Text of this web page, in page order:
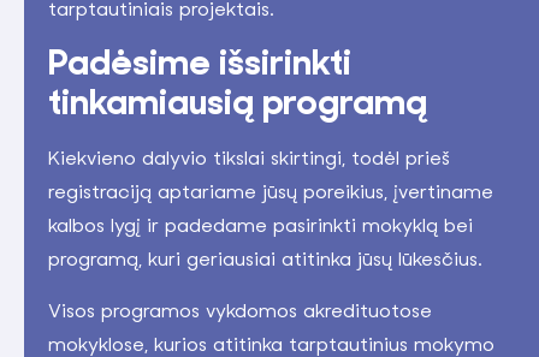
tarptautiniais projektais.
Padėsime išsirinkti
tinkamiausią programą
Kiekvieno dalyvio tikslai skirtingi, todėl prieš
registraciją aptariame jūsų poreikius, įvertiname
kalbos lygį ir padedame pasirinkti mokyklą bei
programą, kuri geriausiai atitinka jūsų lūkesčius.
Visos programos vykdomos akredituotose
mokyklose, kurios atitinka tarptautinius mokymo